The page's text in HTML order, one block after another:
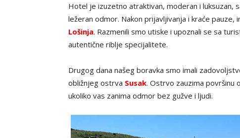
Hotel je izuzetno atraktivan, moderan i luksuzan,
ležeran odmor. Nakon prijavljivanja i kraće pauze,
Lošinja. Razmenili smo utiske i upoznali se sa
autentične riblje specijalitete.
Drugog dana našeg boravka smo imali
obližnjeg ostrva Susak. Ostrvo zauzima površinu
ukoliko vas zanima odmor bez gužve i ljudi.